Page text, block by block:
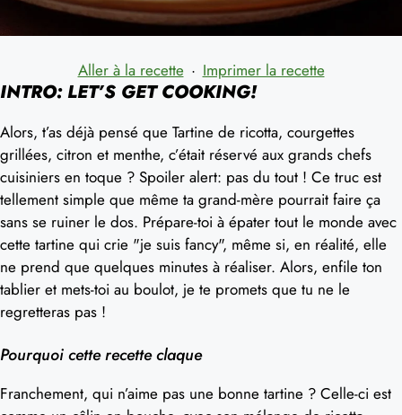
Aller à la recette · Imprimer la recette
INTRO: LET’S GET COOKING!
Alors, t’as déjà pensé que Tartine de ricotta, courgettes
grillées, citron et menthe, c’était réservé aux grands chefs
cuisiniers en toque ? Spoiler alert: pas du tout ! Ce truc est
tellement simple que même ta grand-mère pourrait faire ça
sans se ruiner le dos. Prépare-toi à épater tout le monde avec
cette tartine qui crie "je suis fancy", même si, en réalité, elle
ne prend que quelques minutes à réaliser. Alors, enfile ton
tablier et mets-toi au boulot, je te promets que tu ne le
regretteras pas !
Pourquoi cette recette claque
Franchement, qui n’aime pas une bonne tartine ? Celle-ci est